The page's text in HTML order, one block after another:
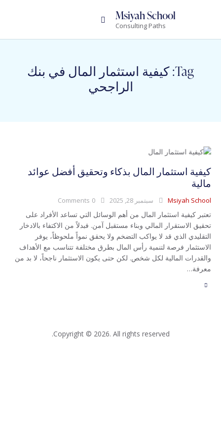
Msiyah School
Consulting Paths
Tag: كيفية استثمار المال في بنك
الراجحي
كيفية استثمار المال بذكاء وتحقيق أفضل عوائد
مالية
Msiyah School سبتمبر 28, 2025 0
Comments
تعتبر كيفية استثمار المال من أهم الوسائل التي تساعد الأفراد على
تحقيق الاستقرار المالي وبناء مستقبل آمن. فبدلاً من الاكتفاء بالادخار
التقليدي الذي قد لا يواكب التضخم ولا يحقق نمواً ملحوظاً، يوفر
الاستثمار فرصة لتنمية رأس المال بطرق مختلفة تتناسب مع الأهداف
والقدرات المالية لكل شخص. لكن حتى يكون الاستثمار ناجحاً، لا بد من
معرفة…
Copyright © 2026. All rights reserved.